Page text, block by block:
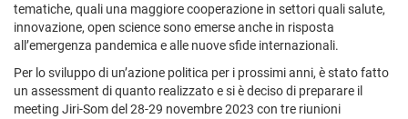
tematiche, quali una maggiore cooperazione in settori quali salute,
innovazione, open science sono emerse anche in risposta
all’emergenza pandemica e alle nuove sfide internazionali.
Per lo sviluppo di un’azione politica per i prossimi anni, è stato fatto
un assessment di quanto realizzato e si è deciso di preparare il
meeting Jiri-Som del 28-29 novembre 2023 con tre riunioni